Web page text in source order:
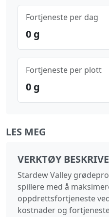
Fortjeneste per dag
0 g
Fortjeneste per plott
0 g
LES MEG
VERKTØY
Stardew Valley
spillere med å
oppdrettsfortjeneste
kostnader og